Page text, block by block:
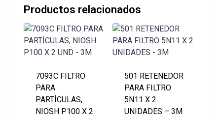
Productos relacionados
7093C FILTRO
PARA
PARTÍCULAS,
NIOSH P100 X 2
501 RETENEDOR
PARA FILTRO
5N11 X 2
UNIDADES – 3M